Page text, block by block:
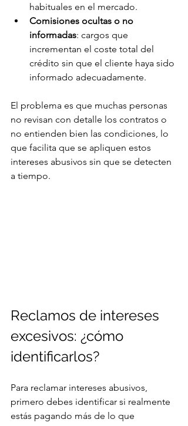
habituales en el mercado.
Comisiones ocultas o no
informadas: cargos que
incrementan el coste total del
crédito sin que el cliente haya sido
informado adecuadamente.
El problema es que muchas personas
no revisan con detalle los contratos o
no entienden bien las condiciones, lo
que facilita que se apliquen estos
intereses abusivos sin que se detecten
a tiempo.
Reclamos de intereses
excesivos: ¿cómo
identificarlos?
Para reclamar intereses abusivos,
primero debes identificar si realmente
estás pagando más de lo que